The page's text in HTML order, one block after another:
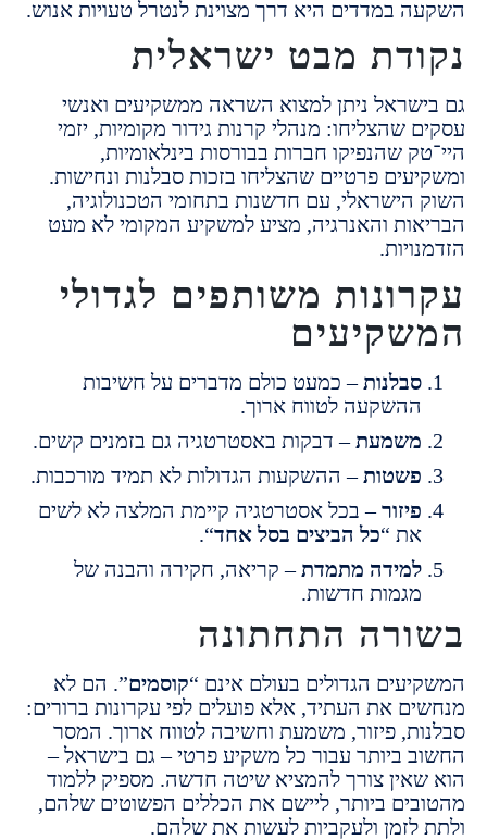
במדדים היא דרך מצוינת לנטרל טעויות אנוש.
מבט ישראלית
ניתן למצוא השראה ממשקיעים ואנשי
שהצליחו: מנהלי קרנות גידור מקומיות, יזמי
שהנפיקו חברות בבורסות בינלאומיות,
פרטיים שהצליחו בזכות סבלנות ונחישות.
עם חדשנות בתחומי הטכנולוגיה,
והאנרגיה, מציע למשקיע המקומי לא מעט
משותפים לגדולי
סבלנות– כמעט כולם מדברים על חשיבות
ההשקעה לטווח ארוך.
משמעת – דבקות באסטרטגיה גם בזמנים קשים.
פשטות– ההשקעות הגדולות לא תמיד מורכבות.
– בכל אסטרטגיה קיימת המלצה לא לשים
כל הביצים בסל אחד“.
למידה מתמדת – קריאה, חקירה והבנה של
מגמות חדשות.
התחתונה
הגדולים בעולם אינם “קוסמים”. הם לא
את העתיד, אלא פועלים לפי עקרונות ברורים:
פיזור, משמעת וחשיבה לטווח ארוך.המסר
ביותר עבור כל משקיע פרטי – גם בישראל –
צורך להמציא שיטה חדשה. מספיק ללמוד
ביותר, ליישם את הכללים הפשוטים שלהם,
ולעקביות לעשות את שלהם.